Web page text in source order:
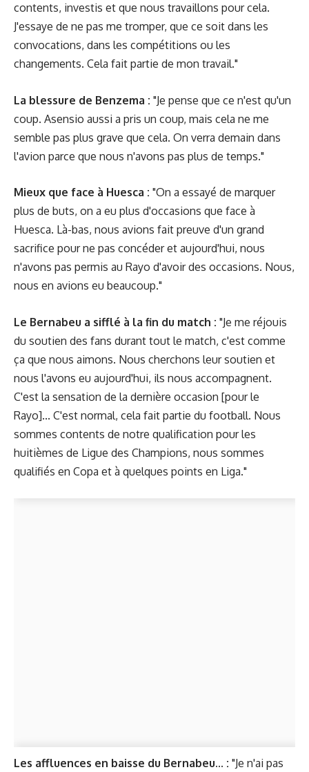
contents, investis et que nous travaillons pour cela.
J'essaye de ne pas me tromper, que ce soit dans les
convocations, dans les compétitions ou les
changements. Cela fait partie de mon travail."
La blessure de Benzema : "Je pense que ce n'est qu'un
coup. Asensio aussi a pris un coup, mais cela ne me
semble pas plus grave que cela. On verra demain dans
l'avion parce que nous n'avons pas plus de temps."
Mieux que face à Huesca : "On a essayé de marquer
plus de buts, on a eu plus d'occasions que face à
Huesca. Là-bas, nous avions fait preuve d'un grand
sacrifice pour ne pas concéder et aujourd'hui, nous
n'avons pas permis au Rayo d'avoir des occasions. Nous,
nous en avions eu beaucoup."
Le Bernabeu a sifflé à la fin du match : "Je me réjouis
du soutien des fans durant tout le match, c'est comme
ça que nous aimons. Nous cherchons leur soutien et
nous l'avons eu aujourd'hui, ils nous accompagnent.
C'est la sensation de la dernière occasion [pour le
Rayo]... C'est normal, cela fait partie du football. Nous
sommes contents de notre qualification pour les
huitièmes de Ligue des Champions, nous sommes
qualifiés en Copa et à quelques points en Liga."
Les affluences en baisse du Bernabeu... : "Je n'ai pas